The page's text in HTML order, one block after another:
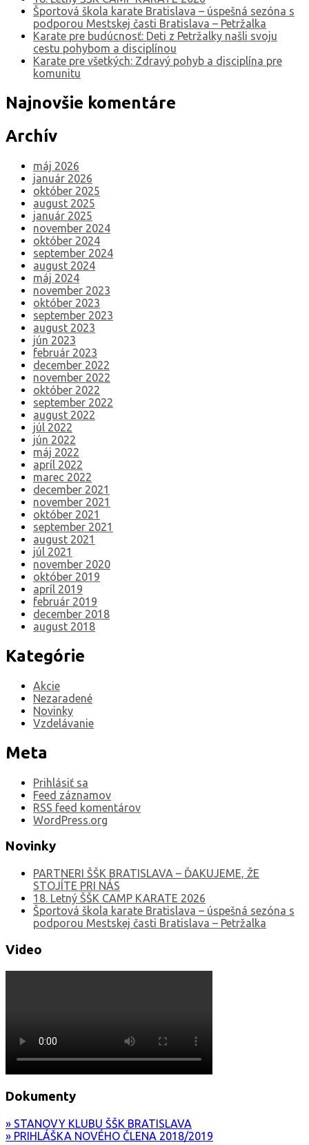
Športová škola karate Bratislava – úspešná sezóna s
podporou Mestskej časti Bratislava – Petržalka
Karate pre budúcnosť: Deti z Petržalky našli svoju
cestu pohybom a disciplínou
Karate pre všetkých: Zdravý pohyb a disciplína pre
komunitu
Najnovšie komentáre
Archív
máj 2026
január 2026
október 2025
august 2025
január 2025
november 2024
október 2024
september 2024
august 2024
máj 2024
november 2023
október 2023
september 2023
august 2023
jún 2023
február 2023
december 2022
november 2022
október 2022
september 2022
august 2022
júl 2022
jún 2022
máj 2022
apríl 2022
marec 2022
december 2021
november 2021
október 2021
september 2021
august 2021
júl 2021
november 2020
október 2019
apríl 2019
február 2019
december 2018
august 2018
Kategórie
Akcie
Nezaradené
Novinky
Vzdelávanie
Meta
Prihlásiť sa
Feed záznamov
RSS feed komentárov
WordPress.org
Novinky
PARTNERI ŠŠK BRATISLAVA – ĎAKUJEME, ŽE
STOJÍTE PRI NÁS
18. Letný ŠŠK CAMP KARATE 2026
Športová škola karate Bratislava – úspešná sezóna s
podporou Mestskej časti Bratislava – Petržalka
Video
Dokumenty
» STANOVY KLUBU ŠŠK BRATISLAVA
» PRIHLÁŠKA NOVÉHO ČLENA 2018/2019